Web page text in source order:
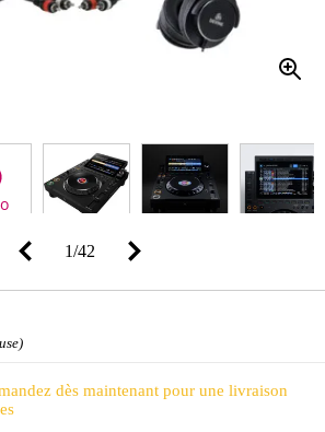
1/42
dès maintenant pour une livraison